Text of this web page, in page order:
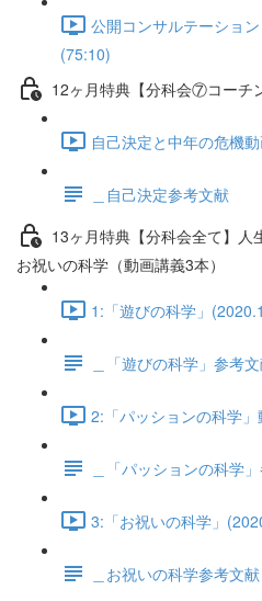
公開コンサルテーショ
(75:10)
12ヶ月特典【分科会⑦コーチ
自己決定と中年の危機
＿自己決定参考文献
13ヶ月特典【分科会全て】人
お祝いの科学（動画講義3本）
1:「遊びの科学」
＿「遊びの科学」参考
2:「パッションの科学
＿「パッションの科学
3:「お祝いの科学」
＿お祝いの科学参考文献